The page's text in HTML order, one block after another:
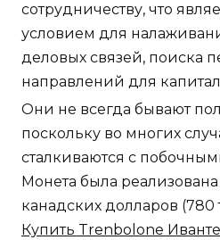
сотрудничеству, что
условием для
деловых связей, поиска
направлений для
Они не всегда бывают
поскольку во многих
сталкиваются с
Монета была
канадских долларов (780
Купить Trenbolone